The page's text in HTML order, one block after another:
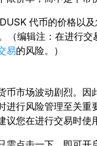
代币的价格以
（编辑注：在进行交
易的风险。）
币市场波动剧烈。因
进行风险管理至关重
议您在进行交易时使